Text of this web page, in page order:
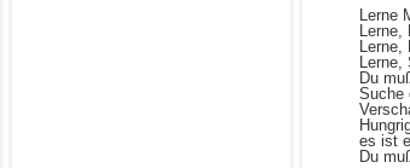
Lerne
Lerne,
Lerne,
Lerne,
Du
Suche
es ist
Du